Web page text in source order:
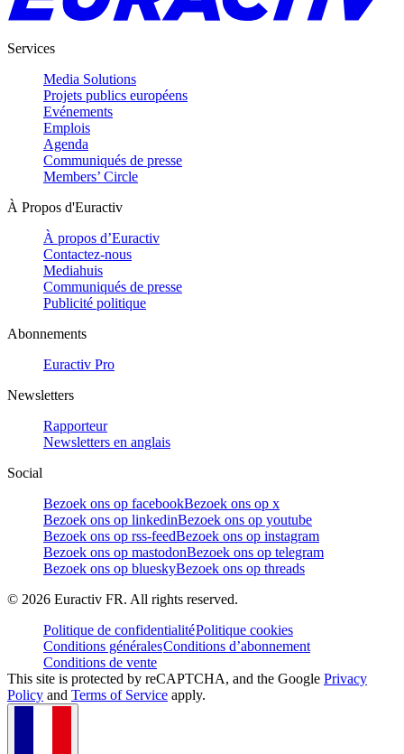
Services
Media Solutions
Projets publics européens
Evénements
Emplois
Agenda
Communiqués de presse
Members’ Circle
À Propos d'Euractiv
À propos d’Euractiv
Contactez-nous
Mediahuis
Communiqués de presse
Publicité politique
Abonnements
Euractiv Pro
Newsletters
Rapporteur
Newsletters en anglais
Social
Bezoek ons op facebookBezoek ons op x
Bezoek ons op linkedinBezoek ons op youtube
Bezoek ons op rss-feedBezoek ons op instagram
Bezoek ons op mastodonBezoek ons op telegram
Bezoek ons op blueskyBezoek ons op threads
© 2026 Euractiv FR. All rights reserved.
Politique de confidentialitéPolitique cookies
Conditions généralesConditions d’abonnement
Conditions de vente
This site is protected by reCAPTCHA, and the Google Privacy
Policy and Terms of Service apply.